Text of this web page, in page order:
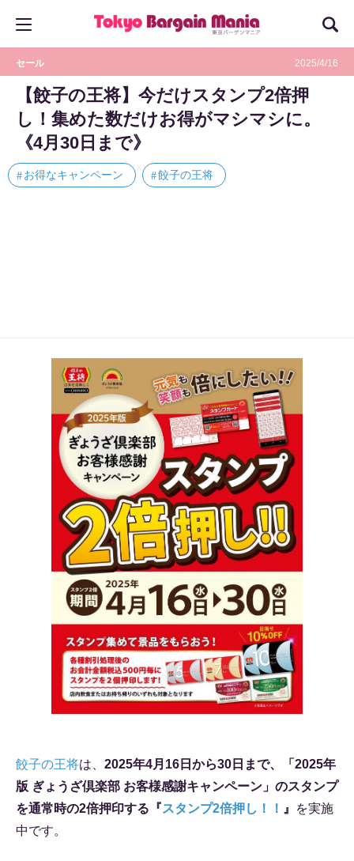
セール 2025/4/16
【餃子の王将】今だけスタンプ2倍押
し！集めた数だけお得がマシマシに。
《4月30日まで》
お得なキャンペーン 餃子の王将
餃子の王将は、 2025年4月16日から30日まで、「2025年
版 ぎょうざ倶楽部 お客様感謝キャンペーン」のスタンプ
を通常時の2倍押印する『スタンプ2倍押し！！ 』
を実施
中です。